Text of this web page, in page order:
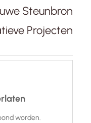
Steunbron
Projecten
worden.